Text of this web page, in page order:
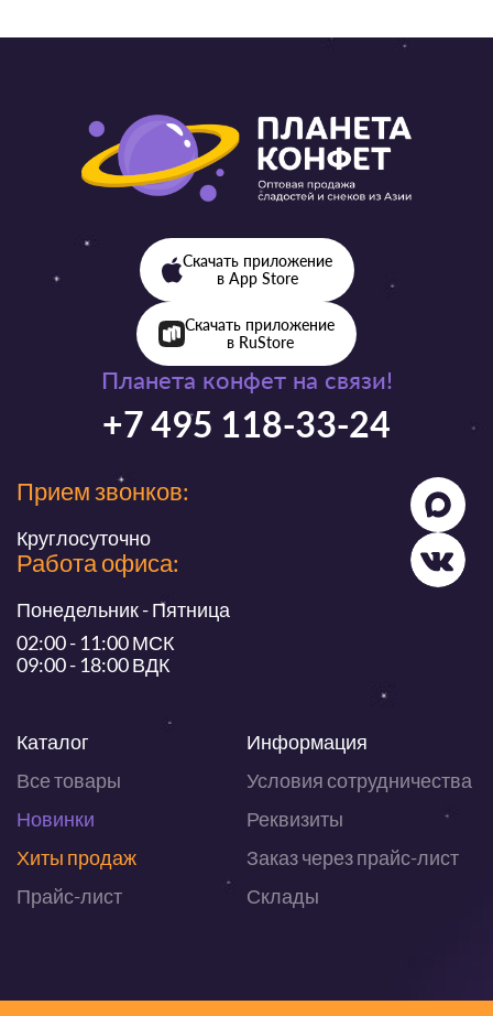
Планета конфет на связи!
+7 495 118-33-24
Прием звонков:
Круглосуточно
Работа офиса:
Понедельник - Пятница
02:00 - 11:00 МСК
09:00 - 18:00 ВДК
Каталог
Все товары
Новинки
Хиты продаж
Прайс-лист
Информация
Условия сотрудничества
Реквизиты
Заказ через прайс-лист
Склады
Скачать приложение
в App Store
Скачать приложение
в RuStore